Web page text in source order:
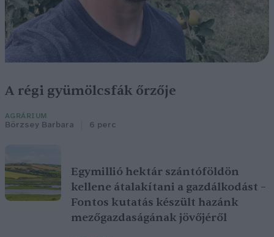
A régi gyümölcsfák őrzője
AGRÁRIUM
Börzsey Barbara 6 perc
Egymillió hektár szántóföldön
kellene átalakítani a gazdálkodást –
Fontos kutatás készült hazánk
mezőgazdaságának jövőjéről